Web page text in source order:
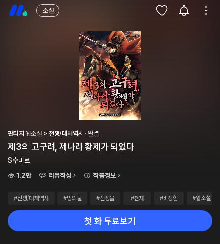
소설
판타지 웹소설 > 전쟁/대체역사 · 완결
제3의 고구려, 제나라 황제가 되었다
S수미르
1.2만
리뷰작성 작품정보
#전쟁/대체역사 #빙의물 #전쟁물 #천재 #비장함 #웹소설
첫 화 무료보기